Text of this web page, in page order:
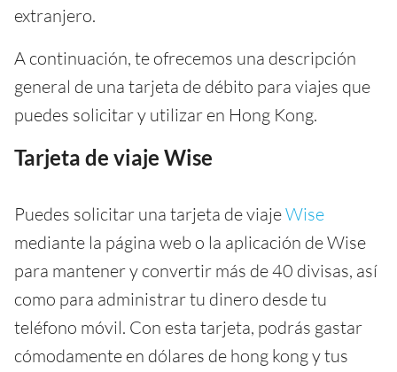
extranjero.
A continuación, te ofrecemos una descripción
general de una tarjeta de débito para viajes que
puedes solicitar y utilizar en Hong Kong.
Tarjeta de viaje Wise
Puedes solicitar una tarjeta de viajeWise
mediante la página web o la aplicación de Wise
para mantener y convertir más de 40 divisas, así
como para administrar tu dinero desde tu
teléfono móvil. Con esta tarjeta, podrás gastar
cómodamente en dólares de hong kong y tus